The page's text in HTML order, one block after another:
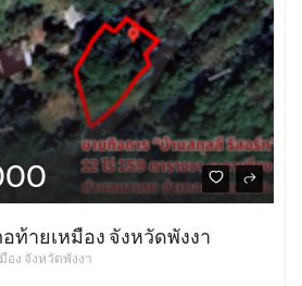
ท้ายเหมือง จังหวัดพังงา
อง จังหวัดพังงา